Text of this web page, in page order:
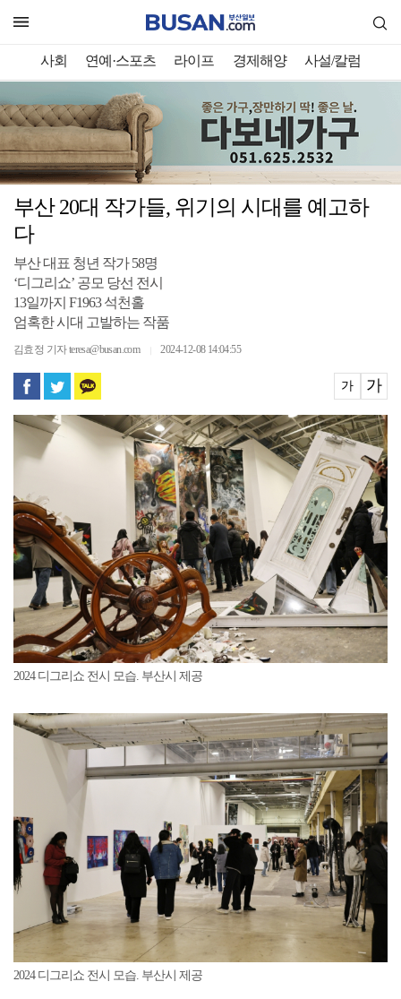
사회 연예·스포츠 라이프 경제해양 사설/칼럼
부산 20대 작가들, 위기의 시대를 예고하
다
부산 대표 청년 작가 58명
‘디그리쇼’ 공모 당선 전시
13일까지 F1963 석천홀
엄혹한 시대 고발하는 작품
김효정 기자 teresa@busan.com 2024-12-08 14:04:55
가 가
2024 디그리쇼 전시 모습. 부산시 제공
2024 디그리쇼 전시 모습. 부산시 제공